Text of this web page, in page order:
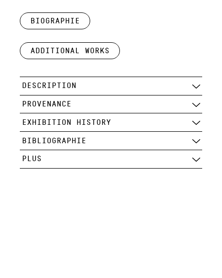
Biographie
Additional works
DESCRIPTION
PROVENANCE
EXHIBITION HISTORY
BIBLIOGRAPHIE
PLUS